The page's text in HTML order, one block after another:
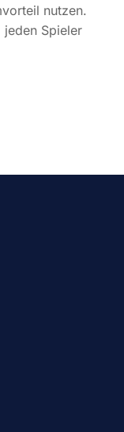
nutzen.
jeden Spieler